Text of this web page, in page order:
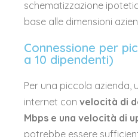
schematizzazione
base alle dimensioni
Connessione per
a 10 dipendenti)
Per una piccola azienda,
internet con velocità di
Mbps e una velocità di
potrebbe essere